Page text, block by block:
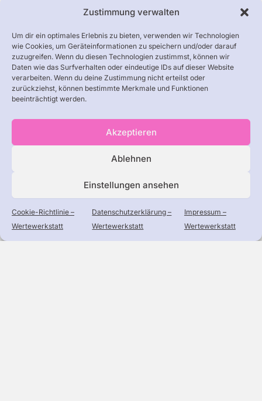
Zustimmung verwalten
Um dir ein optimales Erlebnis zu bieten, verwenden wir Technologien
wie Cookies, um Geräteinformationen zu speichern und/oder darauf
zuzugreifen. Wenn du diesen Technologien zustimmst, können wir
Daten wie das Surfverhalten oder eindeutige IDs auf dieser Website
verarbeiten. Wenn du deine Zustimmung nicht erteilst oder
zurückziehst, können bestimmte Merkmale und Funktionen
beeinträchtigt werden.
Akzeptieren
Ablehnen
Einstellungen ansehen
Cookie-Richtlinie –
Wertewerkstatt
Datenschutzerklärung –
Wertewerkstatt
Impressum –
Wertewerkstatt